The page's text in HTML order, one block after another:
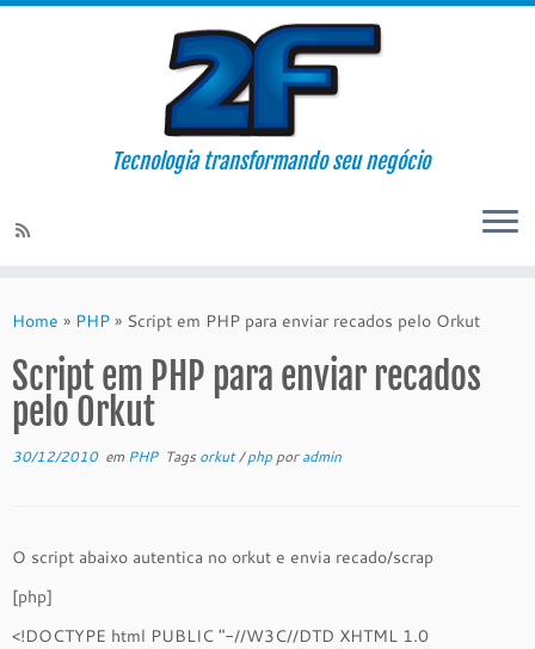
Tecnologia transformando seu negócio
Home » PHP » Script em PHP para enviar recados pelo Orkut
Script em PHP para enviar recados
pelo Orkut
30/12/2010em PHP Tags orkut/php poradmin
O script abaixo autentica no orkut e envia recado/scrap
[php]
<!DOCTYPE html PUBLIC "-//W3C//DTD XHTML 1.0